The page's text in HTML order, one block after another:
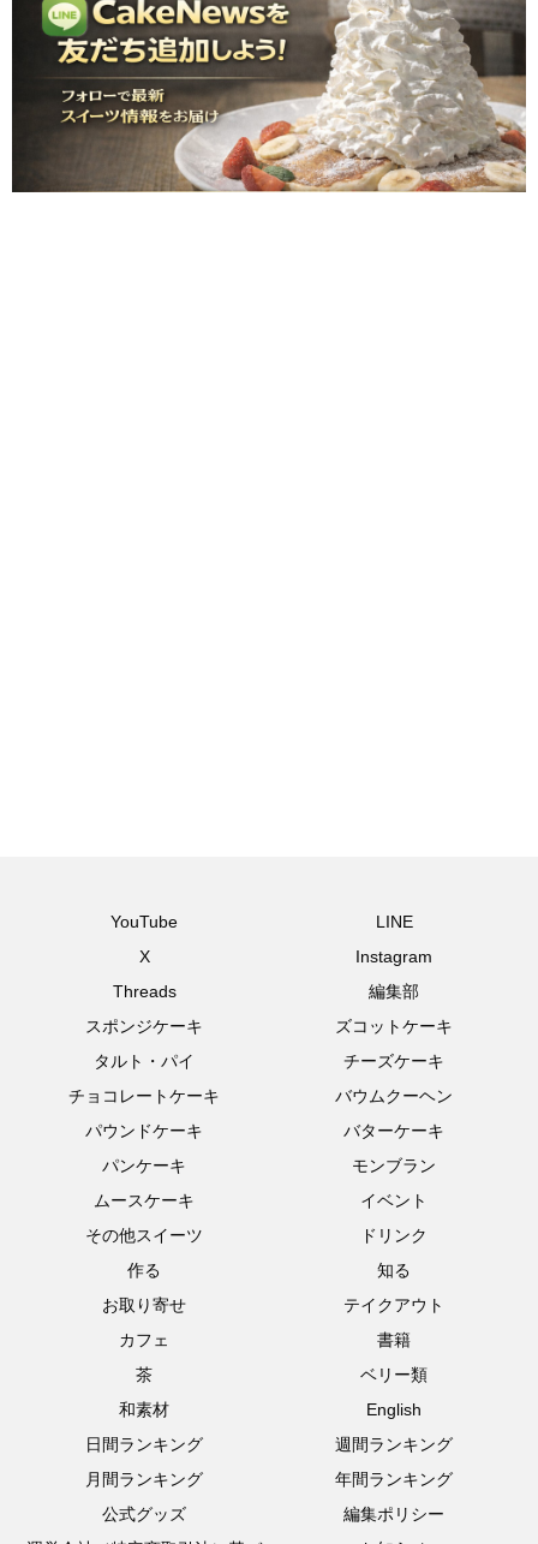
YouTube
LINE
X
Instagram
Threads
編集部
スポンジケーキ
ズコットケーキ
タルト・パイ
チーズケーキ
チョコレートケーキ
バウムクーヘン
パウンドケーキ
バターケーキ
パンケーキ
モンブラン
ムースケーキ
イベント
その他スイーツ
ドリンク
作る
知る
お取り寄せ
テイクアウト
カフェ
書籍
茶
ベリー類
和素材
English
日間ランキング
週間ランキング
月間ランキング
年間ランキング
公式グッズ
編集ポリシー